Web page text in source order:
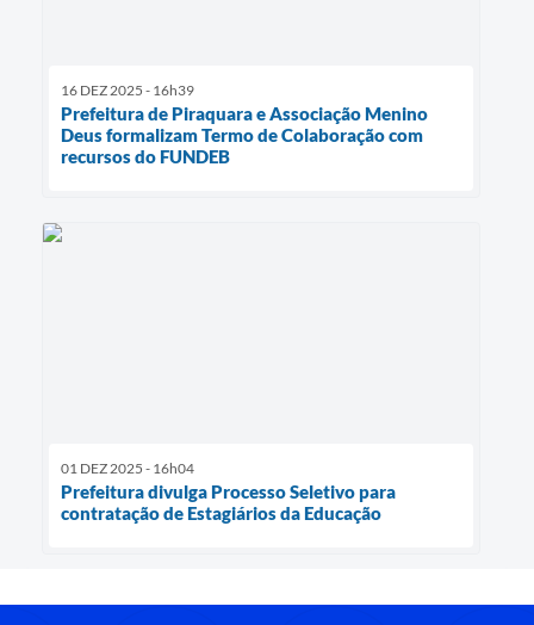
16 DEZ 2025 - 16h39
Prefeitura de Piraquara e Associação Menino
Deus formalizam Termo de Colaboração com
recursos do FUNDEB
01 DEZ 2025 - 16h04
Prefeitura divulga Processo Seletivo para
contratação de Estagiários da Educação